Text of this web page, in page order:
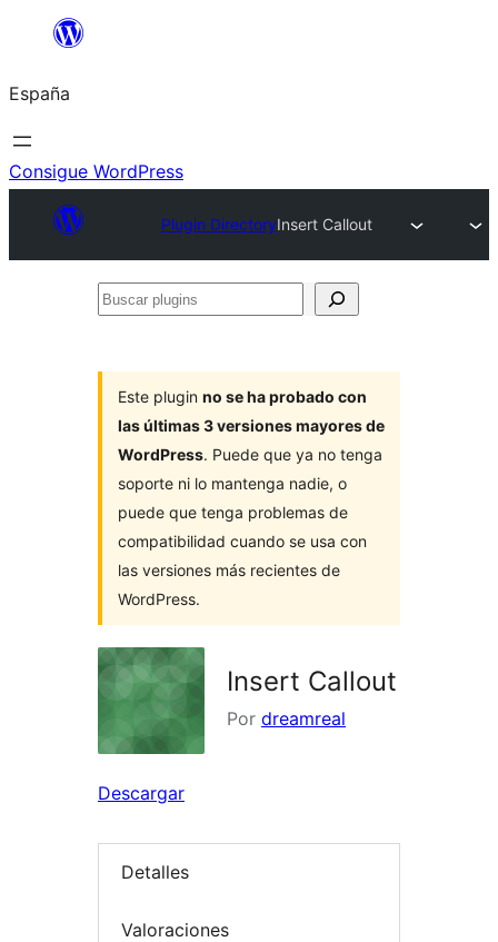
Saltar
contenido
España
Consigue WordPress
Plugin DirectoryInsert Callout
Buscar
Este plugin no se ha probado con
las últimas 3 versiones mayores de
WordPress. Puede que ya no tenga
soporte ni lo mantenga nadie, o
puede que tenga problemas de
compatibilidad cuando se usa con
las versiones más recientes de
WordPress.
Insert Callout
Por dreamreal
Descargar
Detalles
Valoraciones